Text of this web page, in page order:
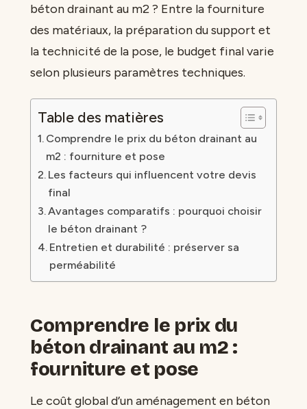
béton drainant au m2 ? Entre la fourniture
des matériaux, la préparation du support et
la technicité de la pose, le budget final varie
selon plusieurs paramètres techniques.
Table des matières
Comprendre le prix du béton drainant au
m2 : fourniture et pose
Les facteurs qui influencent votre devis
final
Avantages comparatifs : pourquoi choisir
le béton drainant ?
Entretien et durabilité : préserver sa
perméabilité
Comprendre le prix du
béton drainant au m2 :
fourniture et pose
Le coût global d’un aménagement en béton